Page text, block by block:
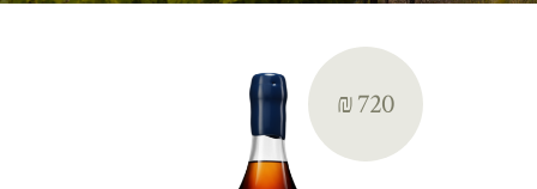
₪ 720